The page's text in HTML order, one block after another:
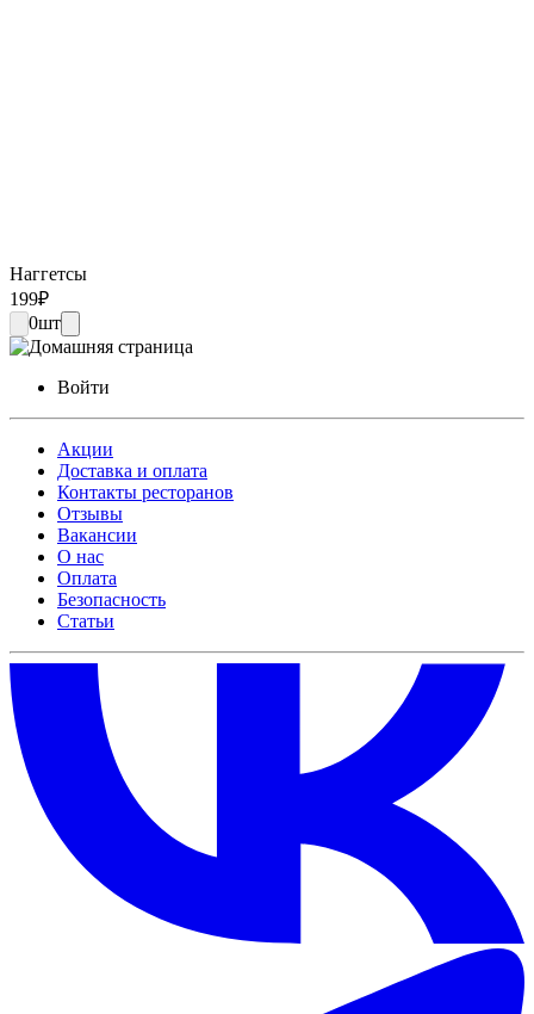
Наггетсы
199₽
0шт
Войти
Акции
Доставка и оплата
Контакты ресторанов
Отзывы
Вакансии
О нас
Оплата
Безопасность
Статьи